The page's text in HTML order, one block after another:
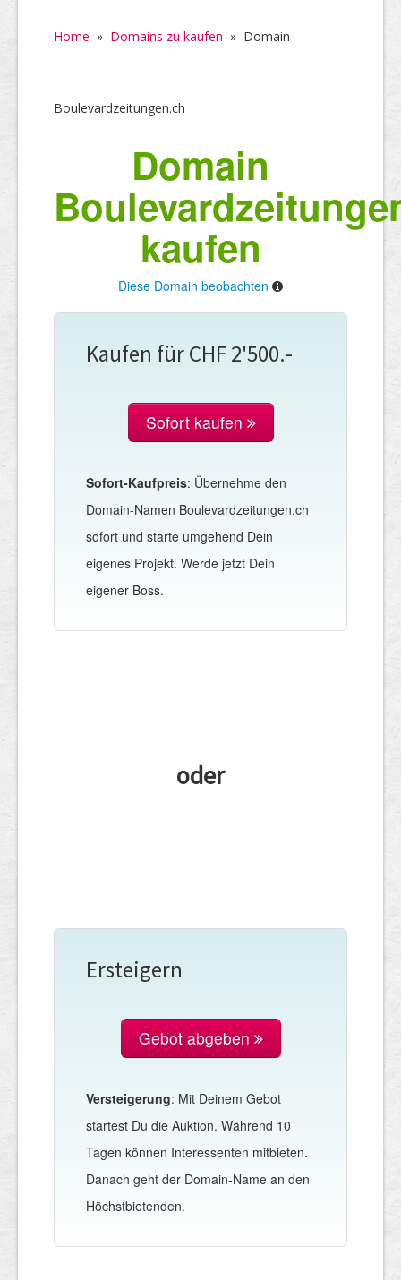
Home » Domains zu kaufen » Domain
Boulevardzeitungen.ch
Domain
kaufen
Diese Domain beobachten
Kaufen für CHF 2'500.-
Sofort kaufen
Sofort-Kaufpreis: Übernehme den
Domain-Namen Boulevardzeitungen.ch
sofort und starte umgehend Dein
eigenes Projekt. Werde jetzt Dein
eigener Boss.
oder
Ersteigern
Gebot abgeben
Versteigerung: Mit Deinem Gebot
startest Du die Auktion. Während 10
Tagen können Interessenten mitbieten.
Danach geht der Domain-Name an den
Höchstbietenden.